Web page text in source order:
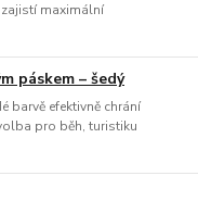
maximální
páskem – šedý
barvě efektivně chrání
pro běh, turistiku